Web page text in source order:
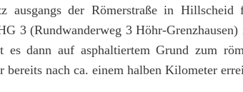
ausgangs der Römerstraße in
3 (Rundwanderweg 3 Höhr-
es dann auf asphaltiertem Grund zum
nach ca. einem halben Kilometer